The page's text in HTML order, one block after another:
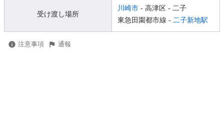
受け渡し場所
川崎市 - 高津区 - 二子
東急田園都市線 - 二子新地駅
注意事項 通報